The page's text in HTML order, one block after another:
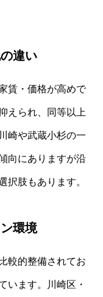
違い
賃・価格が高めで
えられ、同等以上
崎や武蔵小杉の一
向にありますが沿
択肢もあります。
環境
較的整備されてお
います。川崎区・